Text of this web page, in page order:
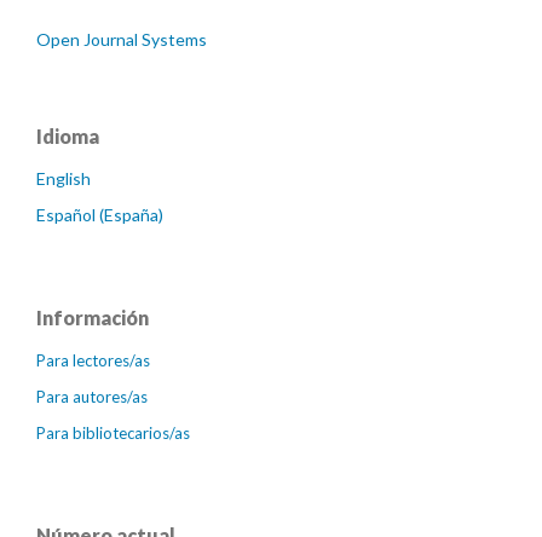
Open Journal Systems
Idioma
English
Español (España)
Información
Para lectores/as
Para autores/as
Para bibliotecarios/as